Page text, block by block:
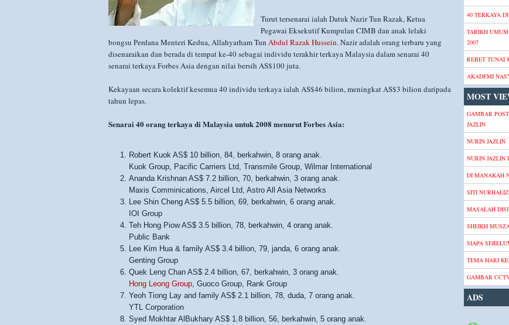
Turut tersenarai ialah Datuk Nazir Tun Razak, Ketua
Pegawai Eksekutif Kumpulan CIMB dan anak lelaki
bongsu Perdana Menteri Kedua, Allahyarham Tun Abdul Razak Hussein. Nazir adalah orang terbaru yang
disenaraikan dan berada di tempat ke-40 sebagai individu terakhir terkaya Malaysia dalam senarai 40
senarai terkaya Forbes Asia dengan nilai bersih AS$100 juta.
Kekayaan secara kolektif kesemua 40 individu terkaya ialah AS$46 bilion, meningkat AS$3 bilion daripada
tahun lepas.
Senarai 40 orang terkaya di Malaysia untuk 2008 menurut Forbes Asia:
Robert Kuok AS$ 10 billion, 84, berkahwin, 8 orang anak.
Kuok Group, Pacific Carriers Ltd, Transmile Group, Wilmar International
Ananda Krishnan AS$ 7.2 billion, 70, berkahwin, 3 orang anak.
Maxis Comminications, Aircel Ltd, Astro All Asia Networks
Lee Shin Cheng AS$ 5.5 billion, 69, berkahwin, 6 orang anak.
IOI Group
Teh Hong Piow AS$ 3.5 billion, 78, berkahwin, 4 orang anak.
Public Bank
Lee Kim Hua & family AS$ 3.4 billion, 79, janda, 6 orang anak.
Genting Group
Quek Leng Chan AS$ 2.4 billion, 67, berkahwin, 3 orang anak.
Hong Leong Group, Guoco Group, Rank Group
Yeoh Tiong Lay and family AS$ 2.1 billion, 78, duda, 7 orang anak.
YTL Corporation
Syed Mokhtar AlBukhary AS$ 1.8 billion, 56, berkahwin, 5 orang anak.
40 TERKAYA
TARIKH
2007
REBET TUNAI
AKADEMI
MOST
GAMBAR
JAZLIN
NURIN JAZLIN
NURIN JAZLIN
DI MANAKAH
SITI
MASALAH
SHEIKH
SIAPA
TEMA HARI
GAMBAR
ADS